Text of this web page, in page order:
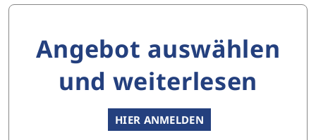
Angebot auswählen
und weiterlesen
HIER ANMELDEN